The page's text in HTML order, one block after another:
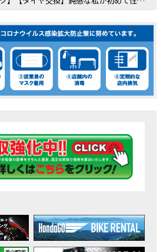
クスルシャフトお客様のバイクで体感試走
なんだと思いますか？【ホンダ バイク】【Honda DREAM】【三重県】
耐久ロードレース 第47回大会「TSR応援席プレミアムチケット販売開始！」
イクを長持ちさせる洗車を教えてもらった【プロの裏ワザ】
Africa Twinは女性ライダーでも快適か？四国ツーリング【X-ADVオーナー目線】
ンダドリーム鈴鹿の未公開シーン【モトベはつこ】
う？妹とHondaDreamのバイク全部見た結果｜Honda SuperCub
ーションをスキップ 検索 作成 6 アバターの画像 三重県を巡る女性ライダーの4日間！ポケふた全制覇ツーリング Honda CB1000F
ポートキャンペーン実施中！
のバイクイベント］2026MIE BIKE FES開催
ク女子】怖くて乗れなかったあの憧れバイク、ついに乗ります！